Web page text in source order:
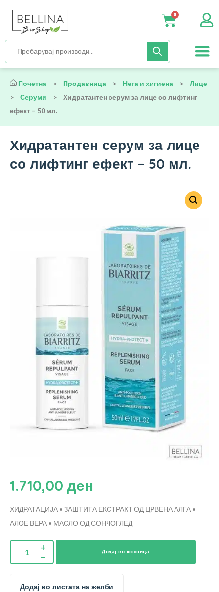
0
Почетна > Продавница > Нега и хигиена >
Лице
>
Серуми >
Хидратантен серум за лице со лифтинг
ефект – 50 мл.
Хидратантен серум за лице
со лифтинг ефект – 50 мл.
1.710,00 ден
ХИДРАТАЦИЈА • ЗАШТИТА ЕКСТРАКТ ОД ЦРВЕНА АЛГА •
АЛОЕ ВЕРА • МАСЛО ОД СОНЧОГЛЕД
Додај во кошница
Додај во листата на желби